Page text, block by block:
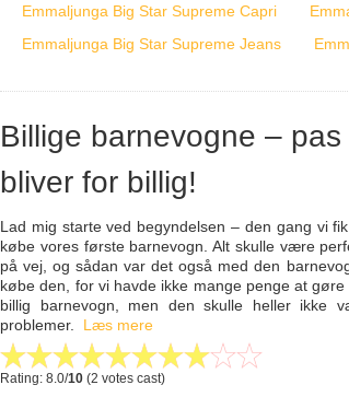
Emmaljunga Big Star Supreme Capri
Emmaljunga Big Star Supreme Jeans
Billige barnevogne –
bliver for billig!
Lad mig starte ved begyndelsen – den gang vi
købe vores første barnevogn. Alt skulle være
på vej, og sådan var det også med den
købe den, for vi havde ikke mange penge at
billig barnevogn, men den skulle heller ikke
problemer. Læs mere
Rating: 8.0/10 (2 votes cast)